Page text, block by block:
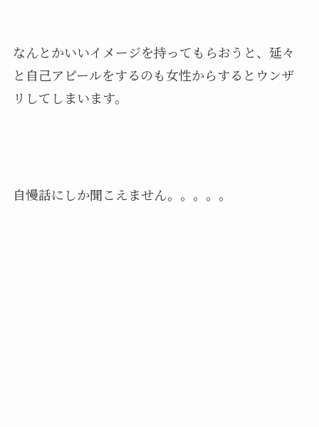
なんとかいいイメージを持ってもらおうと、延々
と自己アピールをするのも女性からするとウンザ
リしてしまいます。
自慢話にしか聞こえません。。。。。